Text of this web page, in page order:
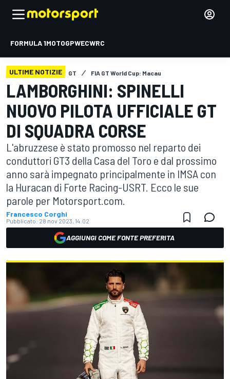
FORMULA 1MOTOGPWECWRC
ULTIME NOTIZIE GT FIA GT World Cup: Macau
LAMBORGHINI: SPINELLI
NUOVO PILOTA UFFICIALE GT
DI SQUADRA CORSE
L'abruzzese è stato promosso nel reparto dei
conduttori GT3 della Casa del Toro e dal prossimo
anno sarà impegnato principalmente in IMSA con
la Huracan di Forte Racing-USRT. Ecco le sue
parole per Motorsport.com.
Francesco Corghi
Pubblicato: 28 nov 2023, 14:02
AGGIUNGI COME FONTE PREFERITA